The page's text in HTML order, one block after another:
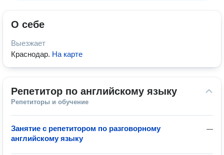
О себе
Выезжает
Краснодар. На карте
Репетитор по английскому языку
Репетиторы и обучение
—
Занятие с репетитором по разговорному
английскому языку